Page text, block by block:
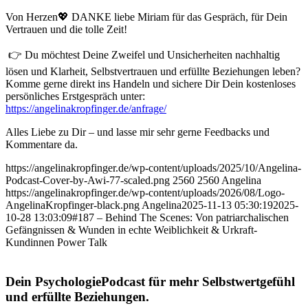
Von Herzen💖 DANKE liebe Miriam für das Gespräch, für Dein
Vertrauen und die tolle Zeit!
👉⁠ Du möchtest Deine Zweifel und Unsicherheiten nachhaltig
lösen und Klarheit, Selbstvertrauen und erfüllte Beziehungen leben?
Komme gerne direkt ins Handeln und sichere Dir Dein kostenloses
persönliches Erstgespräch unter:⁠
https://angelinakropfinger.de/anfrage/
Alles Liebe zu Dir – und lasse mir sehr gerne Feedbacks und
Kommentare da.
https://angelinakropfinger.de/wp-content/uploads/2025/10/Angelina-
Podcast-Cover-by-Awi-77-scaled.png 2560 2560 Angelina
https://angelinakropfinger.de/wp-content/uploads/2026/08/Logo-
AngelinaKropfinger-black.png Angelina2025-11-13 05:30:192025-
10-28 13:03:09#187 – Behind The Scenes: Von patriarchalischen
Gefängnissen & Wunden in echte Weiblichkeit & Urkraft-
Kundinnen Power Talk
Dein PsychologiePodcast für mehr Selbstwertgefühl
und erfüllte Beziehungen.